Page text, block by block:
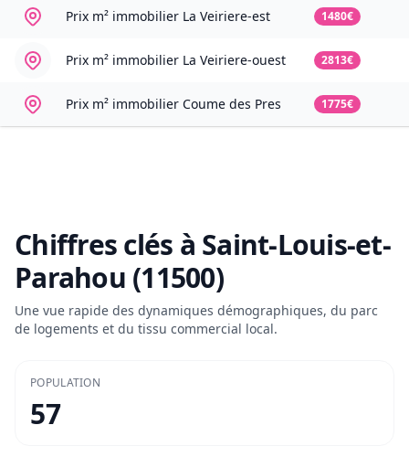
Prix m² immobilier La Veiriere-est 1480€
Prix m² immobilier La Veiriere-ouest 2813€
Prix m² immobilier Coume des Pres 1775€
Chiffres clés à Saint-Louis-et-
Parahou (11500)
Une vue rapide des dynamiques démographiques, du parc
de logements et du tissu commercial local.
POPULATION
57